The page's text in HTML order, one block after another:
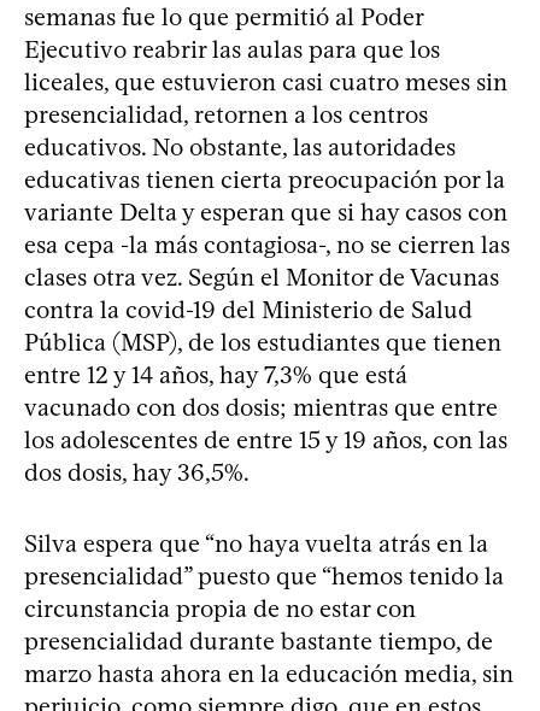
semanas fue lo que permitió al Poder
Ejecutivo reabrir las aulas para que los
liceales, que estuvieron casi cuatro meses sin
presencialidad, retornen a los centros
educativos. No obstante, las autoridades
educativas tienen cierta preocupación por la
variante Delta y esperan que si hay casos con
esa cepa -la más contagiosa-, no se cierren las
clases otra vez. Según el Monitor de Vacunas
contra la covid-19 del Ministerio de Salud
Pública (MSP), de los estudiantes que tienen
entre 12 y 14 años, hay 7,3% que está
vacunado con dos dosis; mientras que entre
los adolescentes de entre 15 y 19 años, con las
dos dosis, hay 36,5%.
Silva espera que “no haya vuelta atrás en la
presencialidad” puesto que “hemos tenido la
circunstancia propia de no estar con
presencialidad durante bastante tiempo, de
marzo hasta ahora en la educación media, sin